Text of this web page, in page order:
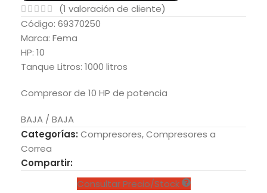
(1 valoración de cliente)
Código: 69370250
Marca: Fema
HP: 10
Tanque Litros: 1000 litros
Compresor de 10 HP de potencia
BAJA / BAJA
Categorías: Compresores,Compresores a
Correa
Compartir:
Consultar Precio/Stock